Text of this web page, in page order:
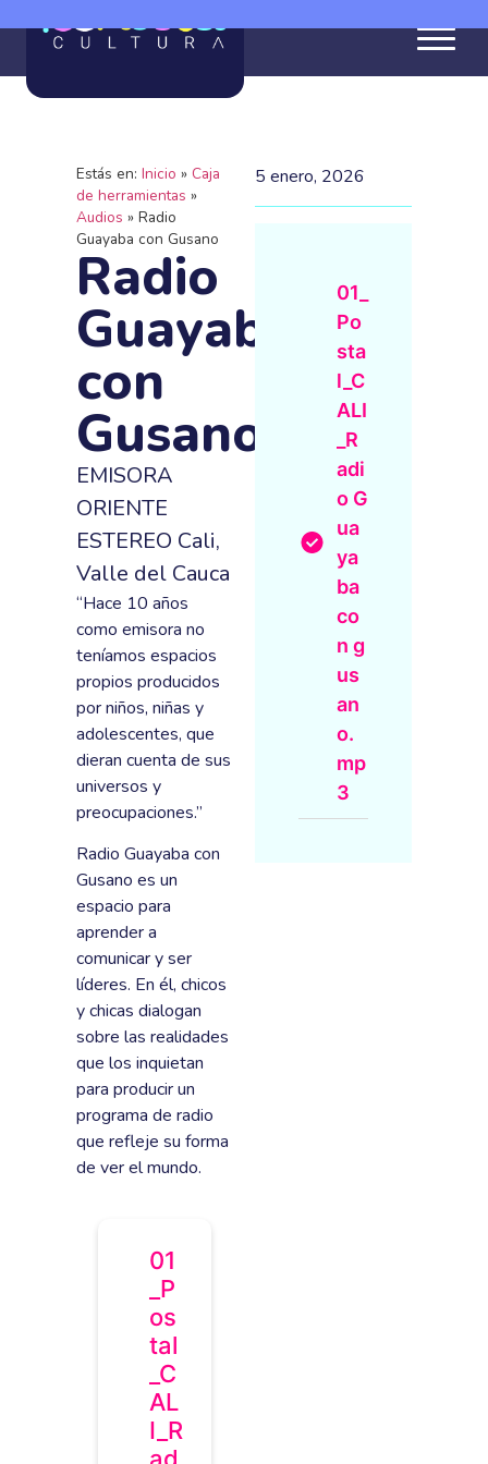
Estás en: Inicio » Caja
de herramientas »
Audios » Radio
Guayaba con Gusano
Radio
Guayaba
con
Gusano
EMISORA
ORIENTE
ESTEREO Cali,
Valle del Cauca
“Hace 10 años
como emisora no
teníamos espacios
propios producidos
por niños, niñas y
adolescentes, que
dieran cuenta de sus
universos y
preocupaciones.”
Radio Guayaba con
Gusano es un
espacio para
aprender a
comunicar y ser
líderes. En él, chicos
y chicas dialogan
sobre las realidades
que los inquietan
para producir un
programa de radio
que refleje su forma
de ver el mundo.
01
_P
os
tal
_C
AL
I_R
ad
5 enero, 2026
01_
Po
sta
l_C
ALI
_R
adi
o G
ua
ya
ba
co
n g
us
an
o.
mp
3